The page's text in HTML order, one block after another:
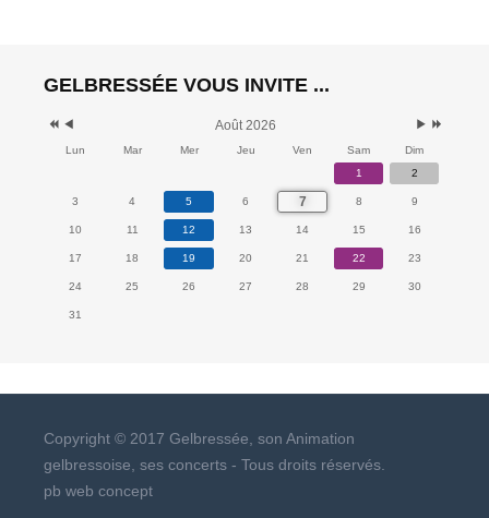
GELBRESSÉE VOUS INVITE ...
Août 2026
Lun Mar Mer Jeu Ven Sam
Dim
1
2
3 4 5 6 7 8 9
10 11 12 13 14 15 16
17 18 19 20 21 22 23
24 25 26 27 28 29 30
31
Copyright © 2017 Gelbressée, son Animation
gelbressoise, ses concerts - Tous droits réservés.
pb web concept